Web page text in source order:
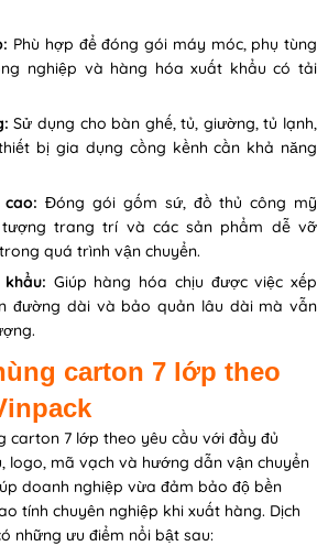
Phù hợp để đóng gói máy móc, phụ tùng
nghiệp và hàng hóa xuất khẩu có tải
Sử dụng cho bàn ghế, tủ, giường, tủ lạnh,
bị gia dụng cồng kềnh cần khả năng
cao:Đóng gói gốm sứ, đồ thủ công mỹ
tượng trang trí và các sản phẩm dễ vỡ
quá trình vận chuyển.
Giúp hàng hóa chịu được việc xếp
đường dài và bảo quản lâu dài mà vẫn
carton 7 lớp theo
carton 7 lớp theo yêu cầu với đầy đủ
logo, mã vạch và hướng dẫn vận chuyển
doanh nghiệp vừa đảm bảo độ bền
tính chuyên nghiệp khi xuất hàng. Dịch
những ưu điểm nổi bật sau: